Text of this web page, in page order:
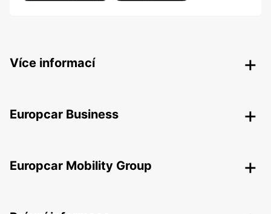
Více informací
Europcar Business
Europcar Mobility Group